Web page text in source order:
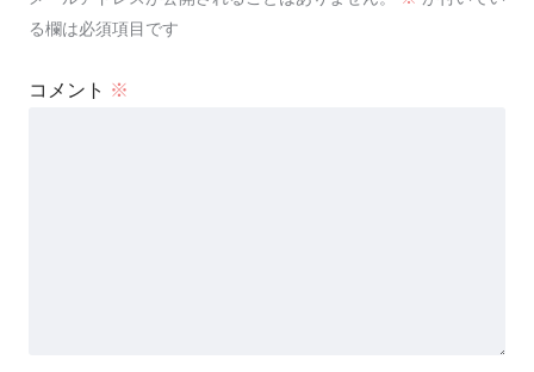
る欄は必須項目です
コメント ※